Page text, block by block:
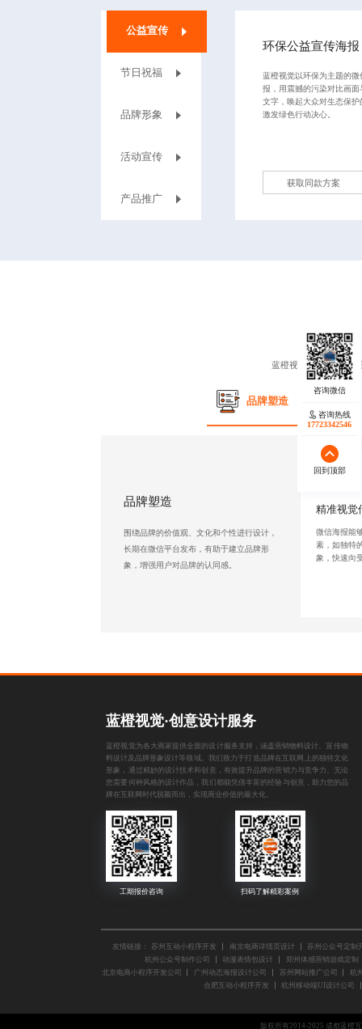
公益宣传
节日祝福
品牌形象
活动宣传
‌产品推广
环保公益宣传海报
蓝橙视觉以环保为主题的微
报，用震撼的污染对比画面
文字，唤起大众对生态保护
激发绿色行动决心。
获取同款方案
蓝橙视觉微信海报设计
品牌塑造
品牌塑造
围绕品牌的价值观、文化和个性进行设计，
长期在微信平台发布，有助于建立品牌形
象，增强用户对品牌的认同感。
精准视觉
微信海报能
素，如独特
象，快速向
咨询热线
17723342546
回到顶部
蓝橙视觉·创意设计服务
蓝橙视觉为各大商家提供全面的设计服务支持，涵盖营销物料设计 、宣传物
料设计 及品牌形象设计等领域。我们致力于打造品牌在互联网上的独特文化
形象，通过精妙的设计技术和创意，有效提升品牌的营销力与竞争力。无论
您需要何种风格的设计作品，我们都能凭借丰富的经验与创意，助力您的品
牌在互联网时代脱颖而出，实现商业价值的最大化。
友情链接： 苏州互动小程序开发 南京电商详情页设计
苏州公众号定制
杭州公众号制作公司
动漫表情包设计
郑州体感营销游戏定制
北京电商小程序开发公司
广州动态海报设计公司 苏州网站推广公司
杭
合肥互动小程序开发
杭州移动端UI设计公司
版权所有2014-2025 成都蓝橙